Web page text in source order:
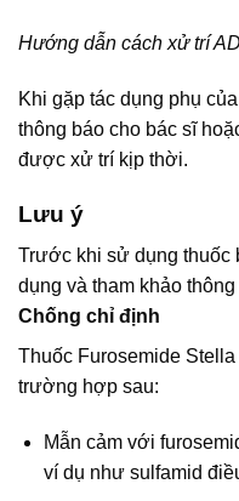
Hướng dẫn cách xử trí
Khi gặp tác dụng phụ
thông báo cho bác sĩ
được xử trí kịp thời.
Lưu ý
Trước khi sử dụng thuốc
dụng và tham khảo
Chống chỉ định
Thuốc Furosemide
trường hợp sau:
Mẫn cảm với
ví dụ như sulfamid